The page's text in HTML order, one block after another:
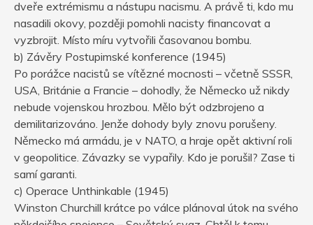
dveře extrémismu a nástupu nacismu. A právě ti, kdo mu
nasadili okovy, později pomohli nacisty financovat a
vyzbrojit. Místo míru vytvořili časovanou bombu.
b) Závěry Postupimské konference (1945)
Po porážce nacistů se vítězné mocnosti – včetně SSSR,
USA, Británie a Francie – dohodly, že Německo už nikdy
nebude vojenskou hrozbou. Mělo být odzbrojeno a
demilitarizováno. Jenže dohody byly znovu porušeny.
Německo má armádu, je v NATO, a hraje opět aktivní roli
v geopolitice. Závazky se vypařily. Kdo je porušil? Zase ti
samí garanti.
c) Operace Unthinkable (1945)
Winston Churchill krátce po válce plánoval útok na svého